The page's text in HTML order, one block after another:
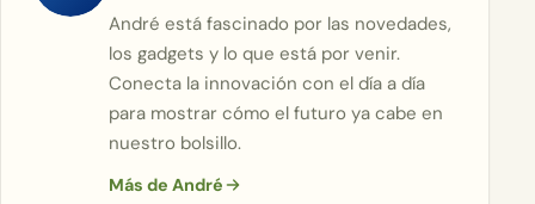
André está fascinado por las novedades,
los gadgets y lo que está por venir.
Conecta la innovación con el día a día
para mostrar cómo el futuro ya cabe en
nuestro bolsillo.
Más de André